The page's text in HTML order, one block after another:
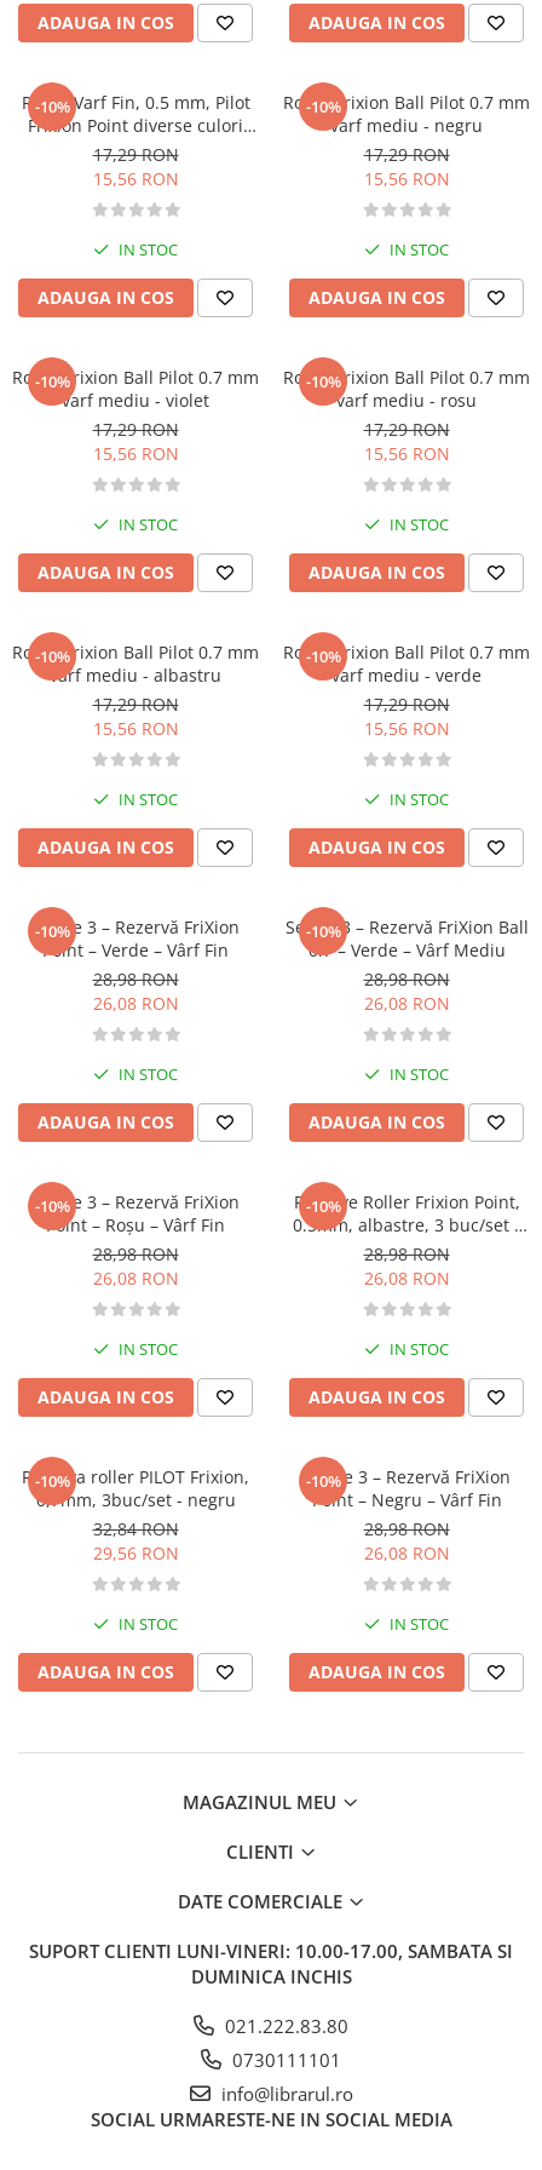
Management si leadership
Pedagogie
Resurse umane
Vanzari si marketing
Atlase, dictionare si enciclopedii
Carte prescolara
Carte scolara
Dictionare de limba romana
Ghiduri de conversatie
Invatamant primar
Invatarea limbilor straine
Povesti si povestiri
Carti in limba engleza
Carti pentru copii
Activitati si jocuri pentru copii
Atlase, dictionare si enciclopedii
Benzi desenate
Carte prescolara
Carti de colorat
Carti pentru copii
Literatura si fictiune
Povesti si povestiri
Atlase
Atlase, dictionare si enciclopedii
Dictionare de limba romana
Dictionare tematice
Enciclopedii
Diete si fitness
Diete si alimentatie sanatoasa
Fitness si frumusete
Diverse
Diverse
Feng Shui
Medicina alternativa
Sa nu razi :((
Legislatie
Fictiune
Actiune,aventura
Clasici
Crime, Thriller, Mistery
Literatura de divertisment
Literatura romana
Filologie
Alimentatie vegetariana
Arte si tehnici culinare
ADAUGA IN COS ADAUGA IN COS
-10%
Roller Varf Fin, 0.5 mm, Pilot
Frixion Point diverse culori
(albastru/negru/verde/rosu/violet/bleu/roz)
17,29 RON
15,56 RON
IN STOC
ADAUGA IN COS
-10%
Roller Frixion Ball Pilot 0.7 mm
varf mediu - negru
17,29 RON
15,56 RON
IN STOC
ADAUGA IN COS
-10%
Roller Frixion Ball Pilot 0.7 mm
varf mediu - violet
17,29 RON
15,56 RON
IN STOC
ADAUGA IN COS
-10%
Roller Frixion Ball Pilot 0.7 mm
varf mediu - rosu
17,29 RON
15,56 RON
IN STOC
ADAUGA IN COS
-10%
Roller Frixion Ball Pilot 0.7 mm
varf mediu - albastru
17,29 RON
15,56 RON
IN STOC
ADAUGA IN COS
-10%
Roller Frixion Ball Pilot 0.7 mm
varf mediu - verde
17,29 RON
15,56 RON
IN STOC
ADAUGA IN COS
-10%
Set de 3 – Rezervă FriXion
Point – Verde – Vârf Fin
28,98 RON
26,08 RON
IN STOC
ADAUGA IN COS
-10%
Set de 3 – Rezervă FriXion Ball
0.7 – Verde – Vârf Mediu
28,98 RON
26,08 RON
IN STOC
ADAUGA IN COS
-10%
Set de 3 – Rezervă FriXion
Point – Roşu – Vârf Fin
28,98 RON
26,08 RON
IN STOC
ADAUGA IN COS
-10%
Rezerve Roller Frixion Point,
0.5mm, albastre, 3 buc/set -
PILOT
28,98 RON
26,08 RON
IN STOC
ADAUGA IN COS
-10%
Rezerva roller PILOT Frixion,
0,7mm, 3buc/set - negru
32,84 RON
29,56 RON
IN STOC
ADAUGA IN COS
-10%
Set de 3 – Rezervă FriXion
Point – Negru – Vârf Fin
28,98 RON
26,08 RON
IN STOC
ADAUGA IN COS
MAGAZINUL MEU
CLIENTI
DATE COMERCIALE
SUPORT CLIENTI LUNI-VINERI: 10.00-17.00, SAMBATA SI
DUMINICA INCHIS
021.222.83.80
0730111101
info@librarul.ro
SOCIAL URMARESTE-NE IN SOCIAL MEDIA